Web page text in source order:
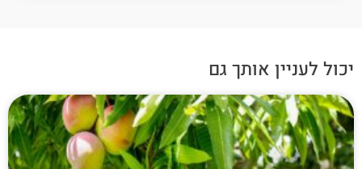
יכול לעניין אותך גם